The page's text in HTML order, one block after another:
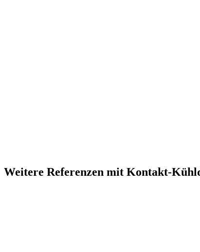
Weitere Referenzen mit Kontakt-